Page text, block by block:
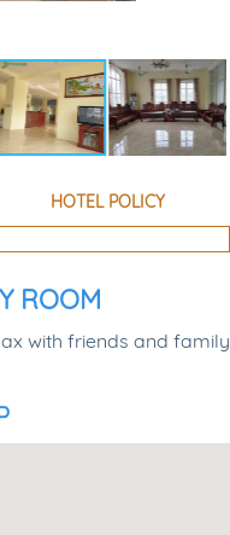
HOTEL POLICY
ROOM
with friends and family